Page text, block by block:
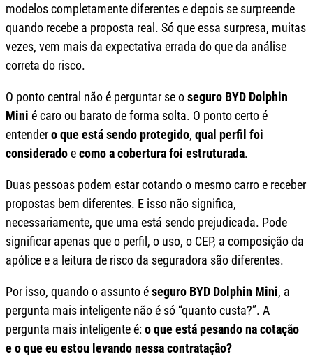
modelos completamente diferentes e depois se surpreende
quando recebe a proposta real. Só que essa surpresa, muitas
vezes, vem mais da expectativa errada do que da análise
correta do risco.
O ponto central não é perguntar se oseguro BYD Dolphin
Mini é caro ou barato de forma solta. O ponto certo é
entendero que está sendo protegido, qual perfil foi
consideradoecomo a cobertura foi estruturada.
Duas pessoas podem estar cotando o mesmo carro e receber
propostas bem diferentes. E isso não significa,
necessariamente, que uma está sendo prejudicada. Pode
significar apenas que o perfil, o uso, o CEP, a composição da
apólice e a leitura de risco da seguradora são diferentes.
Por isso, quando o assunto éseguro BYD Dolphin Mini, a
pergunta mais inteligente não é só “quanto custa?”. A
pergunta mais inteligente é:o que está pesando na cotação
e o que eu estou levando nessa contratação?